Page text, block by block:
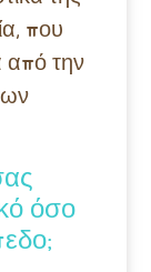
που
από την
όσο